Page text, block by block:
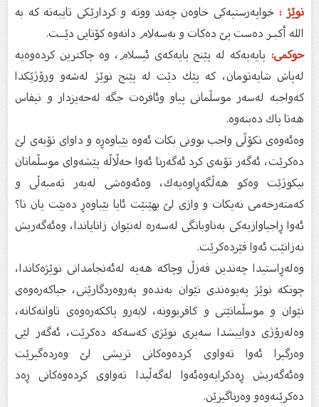
نوێژ : خواپه‌رستیه‌كى خاوه‌ن چه‌ند ووته‌ و كردارێكى تایبه‌ته‌ كه‌ به‌
الله أكبـر ده‌ست پێ ده‌كات و به‌سه‌لام دانه‌وه‌ كۆتایی دێــت.
حوكمى:پایه‌یه‌كه‌ له‌ پێنج پایه‌كه‌ى ئیسلام، وه‌ چاكترین كرده‌وه‌یه‌
له‌پاش شایه‌تومان، كه‌ پێك دێت له‌ پێنج نوێژ له‌شه‌و ورۆژێكدا
كه‌واجبه‌ له‌سه‌ر موسڵمانى پیاو وئافره‌ت جگه‌ له‌حه‌یزدار و نیفاس
هه‌تا پاك ده‌بنه‌وه‌.
وه‌ئه‌وه‌ى نكۆڵى واجب بوونى بكات ئه‌وه‌ بێباوه‌ڕه‌ و داواى تۆبه‌ى لێ
ده‌كرێت، ئه‌گه‌ر تۆبه‌ى كرد ئه‌گه‌رنا ئه‌وا حه‌ڵاڵه‌ پێشه‌واى موسڵمانان
بیكوژێت وه‌كو هه‌ڵگه‌ڕاوه‌یه‌ك، وه‌ئه‌وه‌شى له‌به‌ر ته‌مبه‌ڵى و
كه‌مته‌رخه‌مى نه‌یكات و وازى لێ بهێنێت ئایا بێباوه‌ڕ ده‌بێت یان نا؟
ئه‌وا ڕاجیاوازیه‌كى به‌ناوبانگى له‌سه‌ره‌ له‌نێوان زانایاندا، وه‌ئه‌گه‌ریش
نه‌زانێت ئه‌وا فێرده‌كرێت.
وه‌له‌ڕاستیدا چه‌ندین فه‌زڵ وچاكه‌ هه‌یه‌ له‌ئه‌نجامدانى نوێژه‌كاندا،
چونكه‌ نوێژ په‌یوه‌ندی نێوان به‌نده‌و په‌روه‌ردگارێتى، جیاكه‌ره‌وه‌ى
نێوان و موسڵمانێتى و كافربوونه‌، لابه‌رو پاككه‌ره‌وه‌ى تاوانه‌كانه‌،
وه‌له‌رۆژى دواییشدا سه‌یرى نوێژى كه‌سه‌كه‌ ده‌كرێت، ئه‌گه‌ر لێى
وه‌رگیرا ئه‌وا ته‌واوى كرده‌وه‌كانى تریشی لێ وه‌رده‌گیرێت
وه‌ئه‌گه‌ریش ڕه‌دكرایه‌وه‌ئه‌وا له‌گه‌ڵیدا ته‌واوى كرده‌وه‌كانى ڕه‌د
ده‌كرێنه‌وه‌و وه‌رناگیرێن.